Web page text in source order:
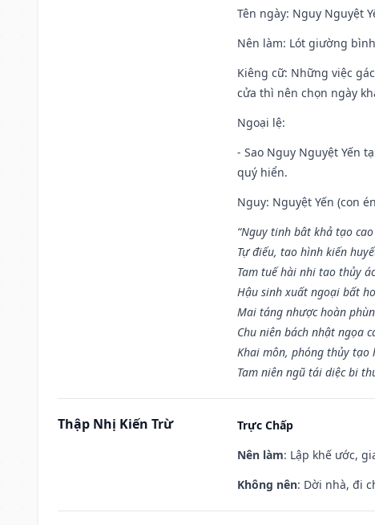
Tên ngày: Nguy Nguyệt
Nên làm: Lót giường
Kiêng cữ: Những việc
cửa thì nên chọn ngày
Ngoại lệ:
- Sao Nguy Nguyệt Yến
quý hiển.
Nguy: Nguyệt Yến (con
“Nguy tinh bât khả tạo
Tự điếu, tao hình kiến
Tam tuế hài nhi tao thủy
Hậu sinh xuất ngoại bất
Mai táng nhược hoàn
Chu niên bách nhật ngọa
Khai môn, phóng thủy tạo
Tam niên ngũ tái diệc bi
Thập Nhị Kiến Trừ
Trực Chấp
Nên làm: Lập khế ước,
Không nên: Dời nhà, đi